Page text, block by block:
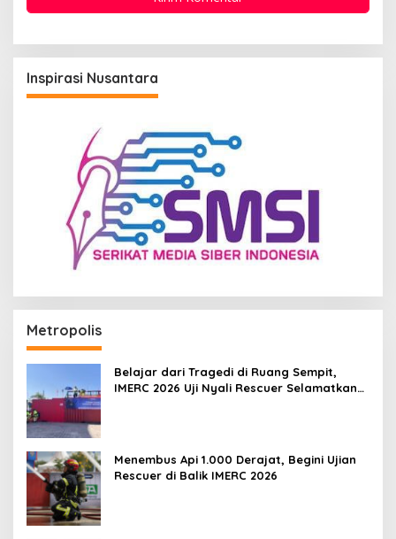
Inspirasi Nusantara
Metropolis
Belajar dari Tragedi di Ruang Sempit,
IMERC 2026 Uji Nyali Rescuer Selamatkan
Menembus Api 1.000 Derajat, Begini Ujian
Rescuer di Balik IMERC 2026